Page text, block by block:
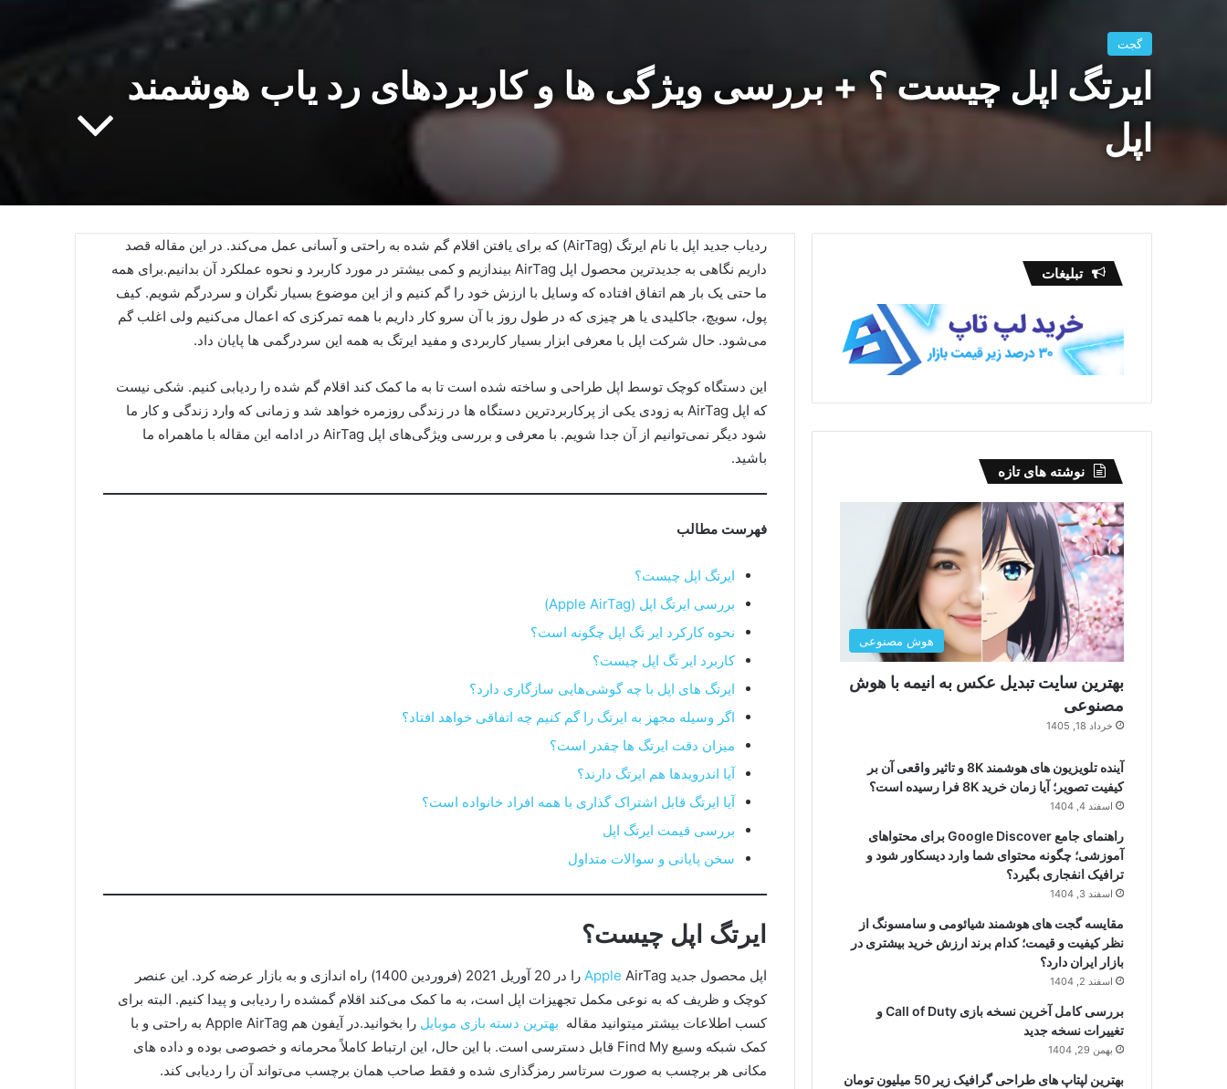
گجت
ایرتگ اپل چیست ؟ + بررسی ویژگی ها و کاربردهای رد یاب هوشمند
اپل
ردیاب جدید اپل با نام ایرتگ (AirTag) که برای یافتن اقلام گم شده به راحتی و آسانی عمل می‌کند. در این مقاله قصد
داریم نگاهی به جدیدترین محصول اپل AirTag بیندازیم و کمی بیشتر در مورد کاربرد و نحوه عملکرد آن بدانیم.برای همه
ما حتی یک بار هم اتفاق افتاده که وسایل با ارزش خود را گم کنیم و از این موضوع بسیار نگران و سردرگم شویم. کیف
پول، سویچ، جاکلیدی یا هر چیزی که در طول روز با آن سرو کار داریم با همه تمرکزی که اعمال می‌کنیم ولی اغلب گم
می‌شود. حال شرکت اپل با معرفی ابزار بسیار کاربردی و مفید ایرتگ به همه این سردرگمی ها پایان داد.
این دستگاه کوچک توسط اپل طراحی و ساخته شده است تا به ما کمک کند اقلام گم شده را ردیابی کنیم. شکی نیست
که اپل AirTag به زودی یکی از پرکاربردترین دستگاه ها در زندگی روزمره خواهد شد و زمانی که وارد زندگی و کار ما
شود دیگر نمی‌توانیم از آن جدا شویم. با معرفی و بررسی ویژگی‌های اپل AirTag در ادامه این مقاله با ماهمراه ما
باشید.
فهرست مطالب
ایرتگ اپل چیست؟
بررسی ایرتگ اپل (Apple AirTag)
نحوه کارکرد ایر تگ اپل چگونه است؟
کاربرد ایر تگ اپل چیست؟
ایرتگ های اپل با چه گوشی‌هایی سازگاری دارد؟
اگر وسیله مجهز به ایرتگ را گم کنیم چه اتفاقی خواهد افتاد؟
میزان دقت ایرتگ ها چقدر است؟
آیا اندرویدها هم ایرتگ دارند؟
آیا ایرتگ قابل اشتراک گذاری با همه افراد خانواده است؟
بررسی قیمت ایرتگ اپل
سخن پایانی و سوالات متداول
ایرتگ اپل چیست؟
اپل محصول جدید Apple
AirTag را در 20 آوریل 2021 (فروردین 1400) راه اندازی و به بازار عرضه کرد. این عنصر
کوچک و ظریف که به نوعی مکمل تجهیزات اپل است، به ما کمک می‌کند اقلام گمشده را ردیابی و پیدا کنیم. البته برای
کسب اطلاعات بیشتر میتوانید مقاله بهترین دسته بازی موبایل
را بخوانید.در آیفون هم Apple AirTag به راحتی و با
کمک شبکه وسیع Find My قابل دسترسی است. با این حال، این ارتباط کاملاً محرمانه و خصوصی بوده و داده های
مکانی هر برچسب به صورت سرتاسر رمزگذاری شده و فقط صاحب همان برچسب می‌تواند آن را ردیابی کند.
تبلیغات
نوشته های تازه
هوش مصنوعی
بهترین سایت تبدیل عکس به انیمه با هوش
مصنوعی
خرداد 18, 1405
آینده تلویزیون های هوشمند 8K و تاثیر واقعی آن بر
کیفیت تصویر؛ آیا زمان خرید 8K فرا رسیده است؟
اسفند 4, 1404
راهنمای جامع Google Discover برای محتواهای
آموزشی؛ چگونه محتوای شما وارد دیسکاور شود و
ترافیک انفجاری بگیرد؟
اسفند 3, 1404
مقایسه گجت های هوشمند شیائومی و سامسونگ از
نظر کیفیت و قیمت؛ کدام برند ارزش خرید بیشتری در
بازار ایران دارد؟
اسفند 2, 1404
بررسی کامل آخرین نسخه بازی Call of Duty و
تغییرات نسخه جدید
بهمن 29, 1404
بهترین لپتاپ های طراحی گرافیک زیر 50 میلیون تومان